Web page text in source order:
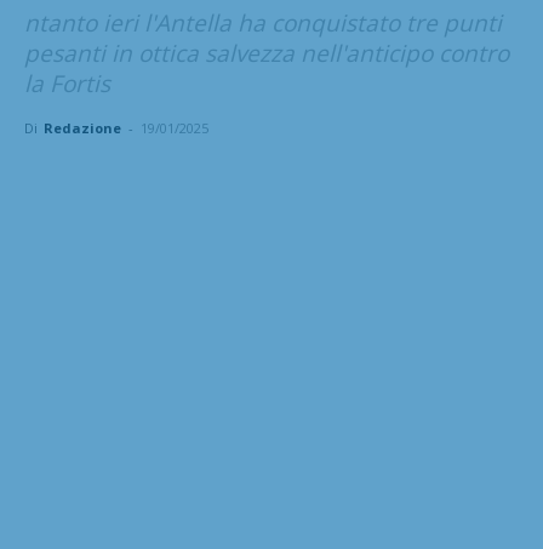
ntanto ieri l'Antella ha conquistato tre punti
pesanti in ottica salvezza nell'anticipo contro
la Fortis
Di Redazione - 19/01/2025